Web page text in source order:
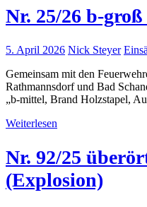
Nr. 25/26 b-
5. April 2026 Nick Steyer
Gemeinsam mit den
Rathmannsdorf und Bad
„b-mittel, Brand Holzstapel,
Weiterlesen
Nr. 92/25
(Explosion)